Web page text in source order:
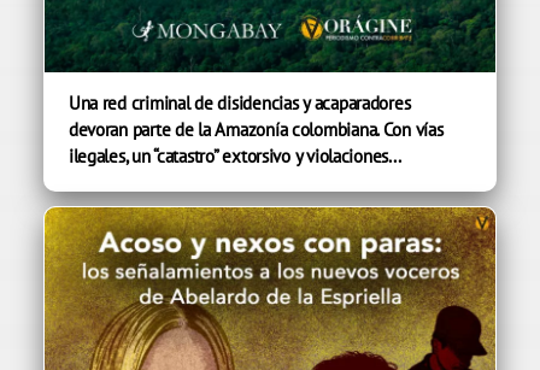
Una red criminal de disidencias y acaparadores
devoran parte de la Amazonía colombiana. Con vías
ilegales, un “catastro” extorsivo y violaciones...